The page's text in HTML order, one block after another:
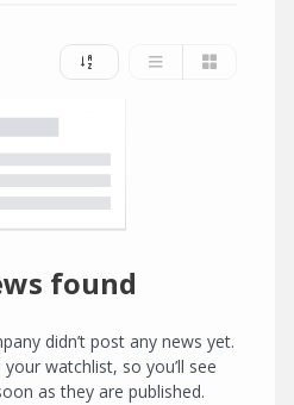
found
didn’t post any news yet.
watchlist, so you’ll see
as they are published.